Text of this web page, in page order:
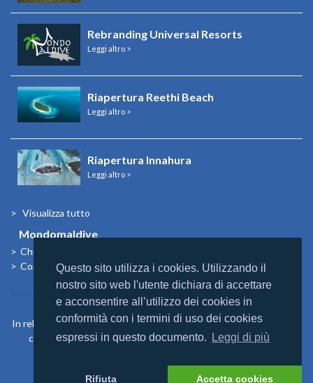
Questo sito utilizza i cookies. Utilizzando il
nostro sito web l'utente dichiara di accettare
e acconsentire all’utilizzo dei cookies in
conformità con i termini di uso dei cookies
espressi in questo documento.
Leggi di più
Rifiuta Accetta cookies
Rebranding Universal Resorts
Leggi altro >
Riapertura Reethi Beach
Leggi altro >
Riapertura Innahura
Leggi altro >
Visualizza tutto
Mondomaldive
Chi siamo
Contatti
In relazione agli aiuti di Stato e aiuti de Minimis, si rimanda a quanto
contenuto nel “Registro nazionale degli aiuti di Stato” di cui
https://www.rna.gov.it/sites/PortaleRNA/it_IT/home